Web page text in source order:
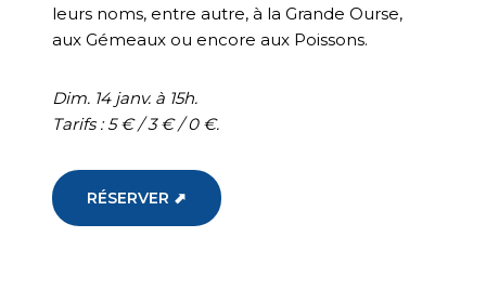
longtemps, parce qu’il énerve tellement
Astérix qu’il finit par se prendre une tarte.
leurs noms, entre autre, à la Grande Ourse,
aux Gémeaux ou encore aux Poissons.
Dim. 14 janv. à 15h.
Tarifs : 5 € / 3 € / 0 €.
RÉSERVER ⬈